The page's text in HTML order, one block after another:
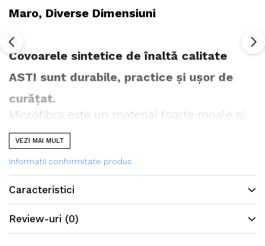
Maro, Diverse Dimensiuni
Covoarele sintetice de înaltă calitate
ASTI sunt durabile, practice și ușor de
curățat.
Microfibra este un material foarte moale și
este considerat a fi cel mai hipoalergenic și
steril material dintre toate.
Covoarele din microfibră sunt foarte moi la
atingere, ușoare și dense. Pentru a înțelege
farmecul covoarelor ASTI, este suficient să
vă treceți cu mâna peste ele și să vă
bucurați de senzație. Acest covor este un
punct de atracție al casei dumneavoastră,
VEZI MAI MULT
Informatii conformitate produs
Caracteristici
Review-uri (0)